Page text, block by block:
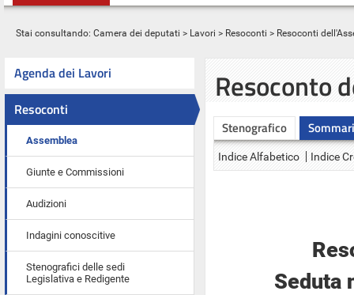
Stai consultando: Camera dei deputati > Lavori > Resoconti > Resoconti
Agenda dei Lavori
Resoconti
Assemblea
Giunte e Commissioni
Audizioni
Indagini conoscitive
Stenografici delle sedi
Legislativa e Redigente
Resoconto
Stenografico
Indice Alfabetico Indice
Seduta